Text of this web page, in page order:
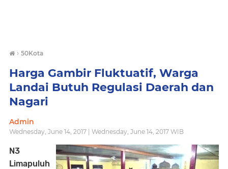
› 50Kota
Harga Gambir Fluktuatif, Warga
Landai Butuh Regulasi Daerah dan
Nagari
Admin
Wednesday, June 14, 2017 | Wednesday, June 14, 2017 WIB
N3
Limapuluh